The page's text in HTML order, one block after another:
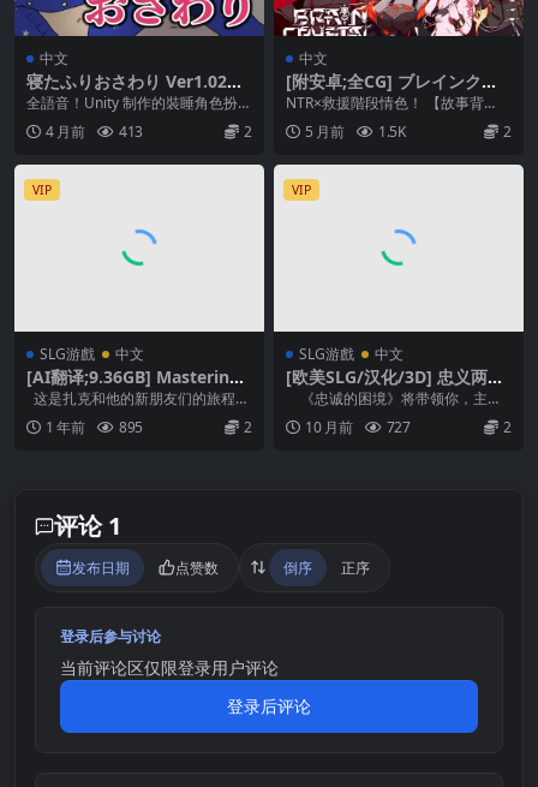
中文
寝たふりおさわり Ver1.02
[官方簡中]
全語音！Unity 制作的裝睡角色扮演
觸摸模擬遊戲 只用鼠標點擊，就能
在雙方同意...
4 月前 413 2
中文
[附安卓;全CG] ブレインクリ
スタル BRAINCRYSTAL Ver
1.6 [簡中]
NTR×救援階段情色！ 【故事背
景】 魔物國度“帝國”與人類之間的
戰爭剛剛結束，...
5 月前 1.5K 2
VIP
SLG游戲 中文
[AI翻译;9.36GB] Mastering t
he Pink Box [v0.09]
这是扎克和他的新朋友们的旅程。
在经历了一些个人损失之后 扎克慢
慢遇到了一些...
1 年前 895 2
VIP
SLG游戲 中文
[欧美SLG/汉化/3D] 忠义两难
全 Dilemma of Devotion [C
《忠诚的困境》将带领你，主
角，踏上一段旅程。 在外人...
10 月前 727 2
评论 1
发布日期 点赞数 倒序 正序
登录后参与讨论
当前评论区仅限登录用户评论
登录后评论